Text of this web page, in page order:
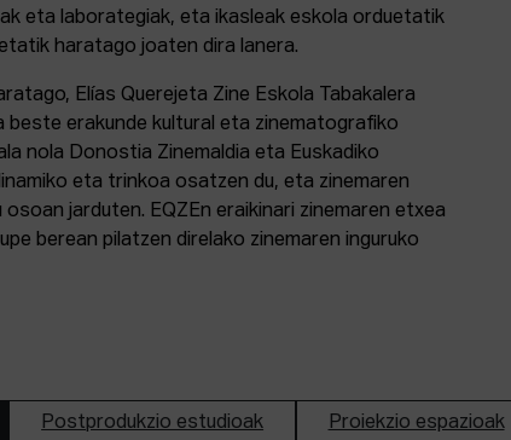
eta laborategiak, eta ikasleak eskola orduetatik
haratago joaten dira lanera.
Elías Querejeta Zine Eskola Tabakalera
beste erakunde kultural eta zinematografiko
nola Donostia Zinemaldia eta Euskadiko
eta trinkoa osatzen du, eta zinemaren
jarduten. EQZEn eraikinari zinemaren etxea
berean pilatzen direlako zinemaren inguruko
Postprodukzio estudioak Proiekzio espazioak